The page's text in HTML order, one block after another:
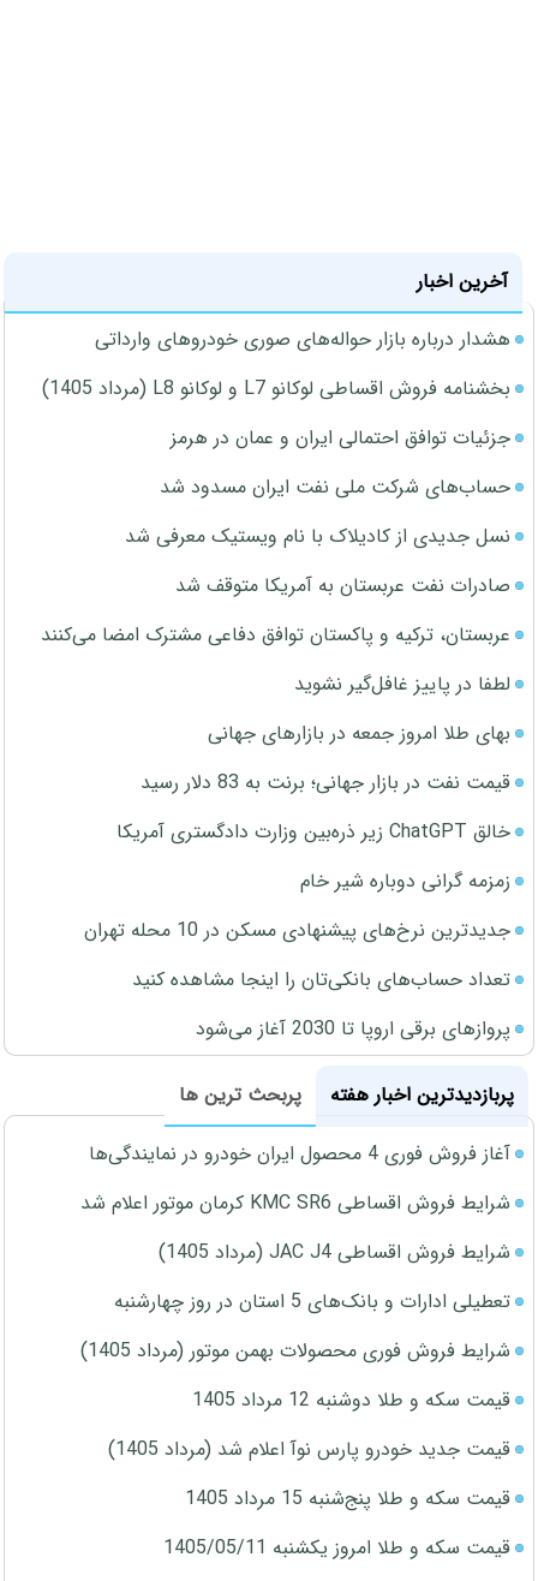
آخرین اخبار
هشدار درباره بازار حواله‌های صوری خودروهای وارداتی
بخشنامه فروش اقساطی لوکانو L7 و لوکانو L8 (مرداد 1405)
جزئیات توافق احتمالی ایران و عمان در هرمز
حساب‌های شرکت ملی نفت ایران مسدود شد
نسل جدیدی از کادیلاک با نام ویستیک معرفی شد
صادرات نفت عربستان به آمریکا متوقف شد
عربستان، ترکیه و پاکستان توافق دفاعی مشترک امضا می‌کنند
لطفا در پاییز غافل‌گیر نشوید
بهای طلا امروز جمعه در بازارهای جهانی
قیمت نفت در بازار جهانی؛ برنت به 83 دلار رسید
خالق ChatGPT زیر ذره‌بین وزارت دادگستری آمریکا
زمزمه گرانی دوباره شیر خام
جدیدترین نرخ‌های پیشنهادی مسکن در 10 محله تهران
تعداد حساب‌های بانکی‌تان را اینجا مشاهده کنید
پروازهای برقی اروپا تا 2030 آغاز می‌شود
پربازدیدترین اخبار هفته
پربحث ترین ها
آغاز فروش فوری 4 محصول ایران خودرو در نمایندگی‌ها
شرایط فروش اقساطی KMC SR6 کرمان موتور اعلام شد
شرایط فروش اقساطی JAC J4 (مرداد 1405)
تعطیلی ادارات و بانک‌های 5 استان در روز چهارشنبه
شرایط فروش فوری محصولات بهمن موتور (مرداد 1405)
قیمت سکه و طلا دوشنبه 12 مرداد 1405
قیمت جدید خودرو پارس نوآ اعلام شد (مرداد 1405)
قیمت سکه و طلا پنج‌شنبه 15 مرداد 1405
قیمت سکه و طلا امروز یکشنبه 1405/05/11